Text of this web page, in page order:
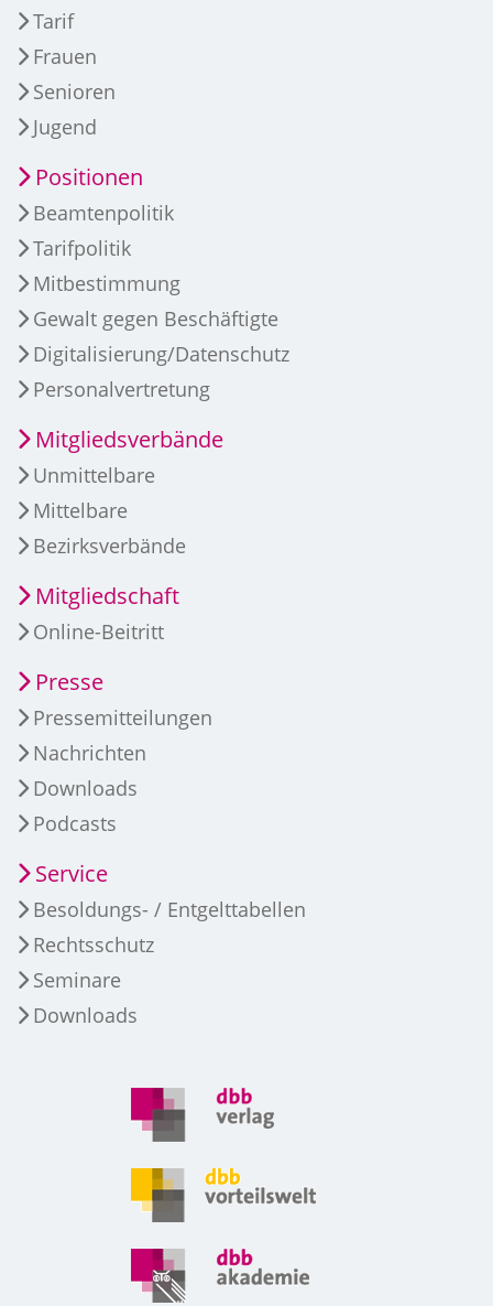
Tarif
Frauen
Senioren
Jugend
Positionen
Beamtenpolitik
Tarifpolitik
Mitbestimmung
Gewalt gegen Beschäftigte
Digitalisierung/Datenschutz
Personalvertretung
Mitgliedsverbände
Unmittelbare
Mittelbare
Bezirksverbände
Mitgliedschaft
Online-Beitritt
Presse
Pressemitteilungen
Nachrichten
Downloads
Podcasts
Service
Besoldungs- / Entgelttabellen
Rechtsschutz
Seminare
Downloads